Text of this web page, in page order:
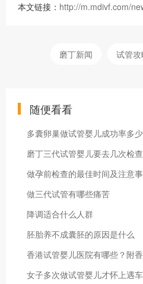
本文链接： http://m.mdivf.com/
磨丁新闻 试管攻
随便看看
多囊卵巢做试管婴儿成功率多少
磨丁三代试管婴儿要去几次检查
做三代试管有哪些痛苦
降调适合什么人群
胚胎养不成囊胚的原因是什么